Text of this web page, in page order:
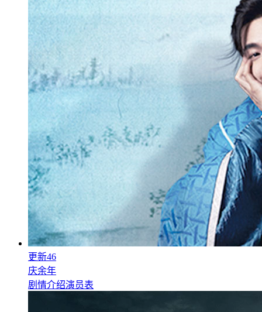
更新46
庆余年
剧情介绍演员表